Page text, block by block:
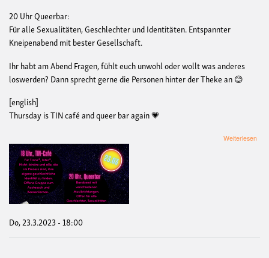
20 Uhr Queerbar:
Für alle Sexualitäten, Geschlechter und Identitäten. Entspannter
Kneipenabend mit bester Gesellschaft.
Ihr habt am Abend Fragen, fühlt euch unwohl oder wollt was anderes
loswerden? Dann sprecht gerne die Personen hinter der Theke an 😊
[english]
Thursday is TIN café and queer bar again 💗
Weiterlesen
Do, 23.3.2023 - 18:00